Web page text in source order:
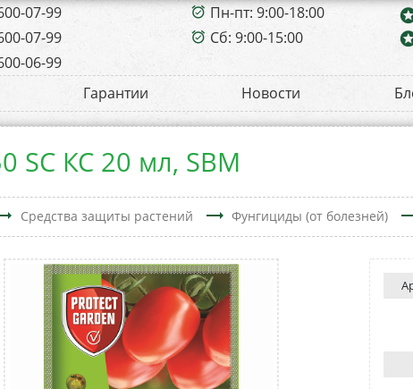
07-99
07-99
06-99
alarm_on Пн-пт: 9:00-18:00
alarm_on Сб: 9:00-15:00
Гарантии Новости
SC КС 20 мл, SBM
Средства защиты растений trending_flat Фунгициды (от болезней)